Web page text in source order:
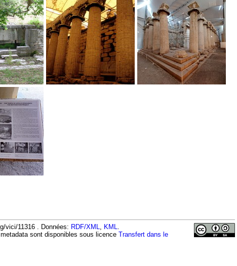
vici/11316 . Données: RDF/XML, KML.
sont disponibles sous licence Transfert dans le